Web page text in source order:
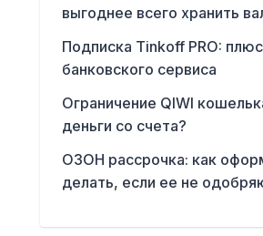
выгоднее всего хранить
Подписка Tinkoff PRO:
банковского сервиса
Ограничение QIWI
деньги со счета?
ОЗОН рассрочка: как
делать, если ее не